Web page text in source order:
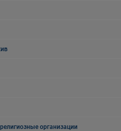
организации